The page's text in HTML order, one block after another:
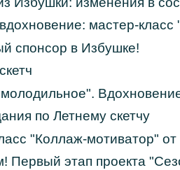
мастер-
спонсор в Избушке!
по Летнему скетчу
"Коллаж-мотиватор"
Первый этап проекта